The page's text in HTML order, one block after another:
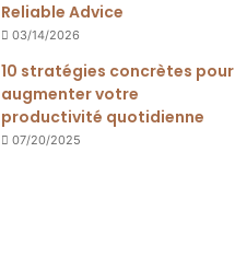
Reliable Advice
03/14/2026
10 stratégies concrètes pour
augmenter votre
productivité quotidienne
07/20/2025